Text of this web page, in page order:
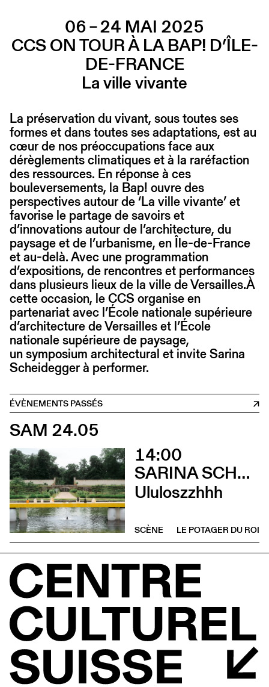
06 – 24 MAI 2025
CCS ON TOUR À LA BAP! D’ÎLE-
DE-FRANCE
La ville vivante
La préservation du vivant, sous toutes ses
formes et dans toutes ses adaptations, est au
cœur de nos préoccupations face aux
dérèglements climatiques et à la raréfaction
des ressources. En réponse à ces
bouleversements, la Bap! ouvre des
perspectives autour de ‘La ville vivante’ et
favorise le partage de savoirs et
d’innovations autour de l’architecture, du
paysage et de l’urbanisme, en Île-de-France
et au-delà. Avec une programmation
d’expositions, de rencontres et performances
dans plusieurs lieux de la ville de Versailles.À
cette occasion, le CCS organise en
partenariat avec l’École nationale supérieure
d’architecture de Versailles et l’École
nationale supérieure de paysage,
un symposium architectural et invite Sarina
Scheidegger à performer.
ÉVÈNEMENTS PASSÉS
SAM 24.05
14:00
SARINA SCHEIDEGGER
Ululoszzhhh
LE POTAGER DU ROI
SCÈNE